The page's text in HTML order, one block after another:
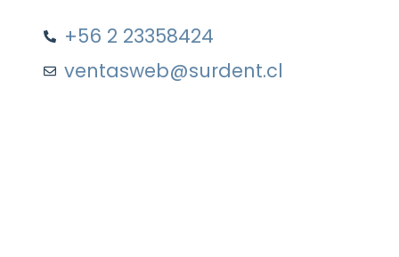
+56 2 23358424
ventasweb@surdent.cl